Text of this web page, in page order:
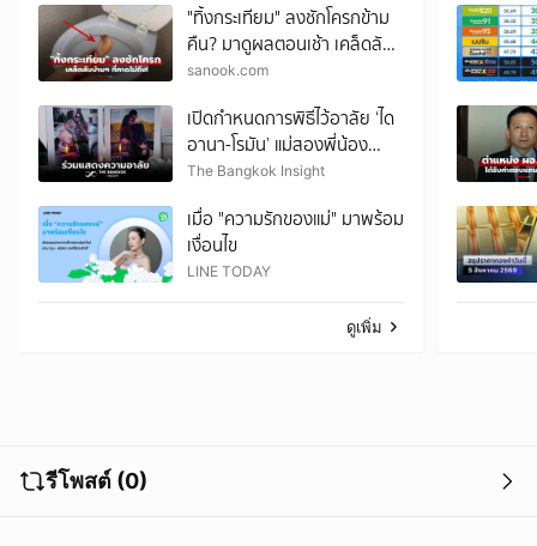
"ทิ้งกระเทียม" ลงชักโครกข้าม
คืน? มาดูผลตอนเช้า เคล็ดลับ
บ้านๆ ที่คาดไม่ถึง!
sanook.com
เปิดกำหนดการพิธีไว้อาลัย ‘ได
อานา-โรมัน’ แม่สองพี่น้อง
รัสเซียเชิญชวนร่วมส่งครั้ง
The Bangkok Insight
เมื่อ "ความรักของแม่" มาพร้อม
เงื่อนไข
LINE TODAY
ดูเพิ่ม
รีโพสต์ (0)